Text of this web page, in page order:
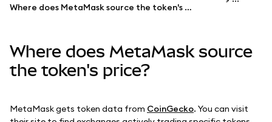
web3の詳細
Where does MetaMask source the token's price?
Where does MetaMask source
the token's price?
MetaMask gets token data from CoinGecko. You can visit